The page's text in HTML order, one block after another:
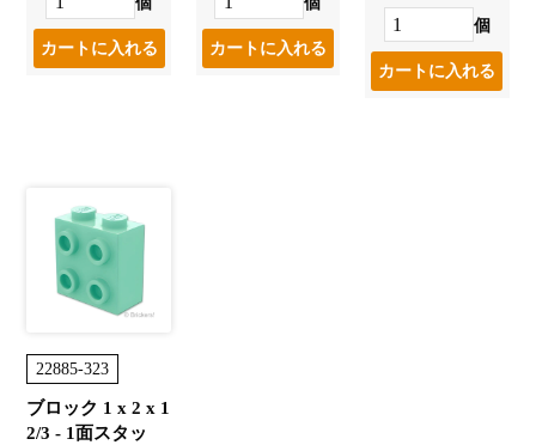
個
22885-323
ブロック 1 x 2 x 1
2/3 - 1面スタッ